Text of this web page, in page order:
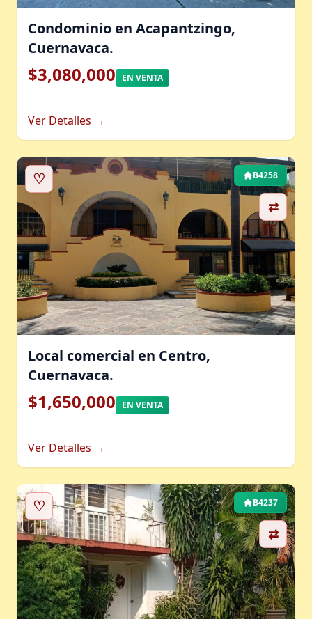
Condominio en Acapantzingo,
Cuernavaca.
$3,080,000 EN VENTA
Ver Detalles →
♡
⇄
B4258
Local comercial en Centro,
Cuernavaca.
$1,650,000 EN VENTA
Ver Detalles →
♡
⇄
B4237